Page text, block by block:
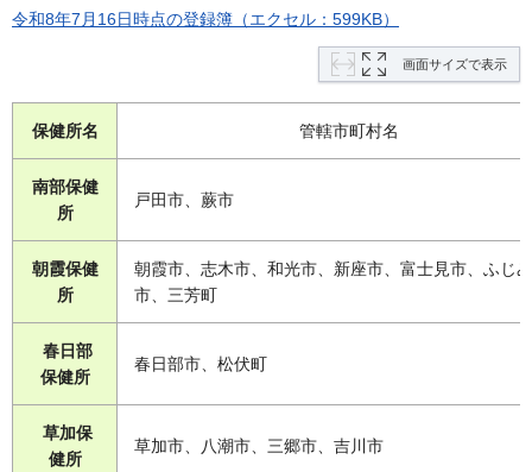
令和8年7月16日時点の登録簿（エクセル：599KB）
画面サイズで表示
保健所名 管轄市町村名
南部保健
所
戸田市、蕨市
朝霞保健
所
朝霞市、志木市、和光市、新座市、富士見市、ふじ
市、三芳町
春日部
保健所
春日部市、松伏町
草加保
健所
草加市、八潮市、三郷市、吉川市